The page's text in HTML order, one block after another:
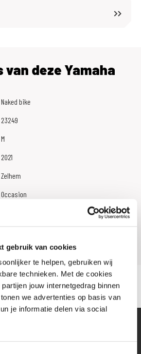
gebruik van cookies
te helpen, gebruiken wij
technieken. Met de cookies
jouw internetgedrag binnen
we advertenties op basis van
je informatie delen via social
deze Yamaha
Naked bike
23249
M
2021
Zelhem
Occasion